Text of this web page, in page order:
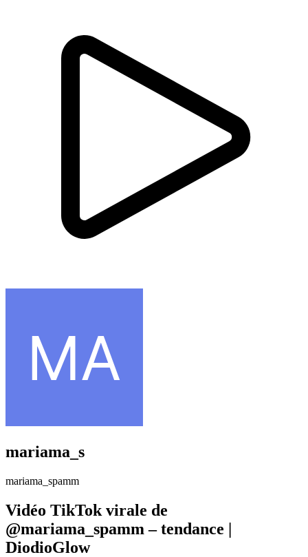
mariama_s
mariama_spamm
Vidéo TikTok virale de
@mariama_spamm – tendance |
DiodioGlow